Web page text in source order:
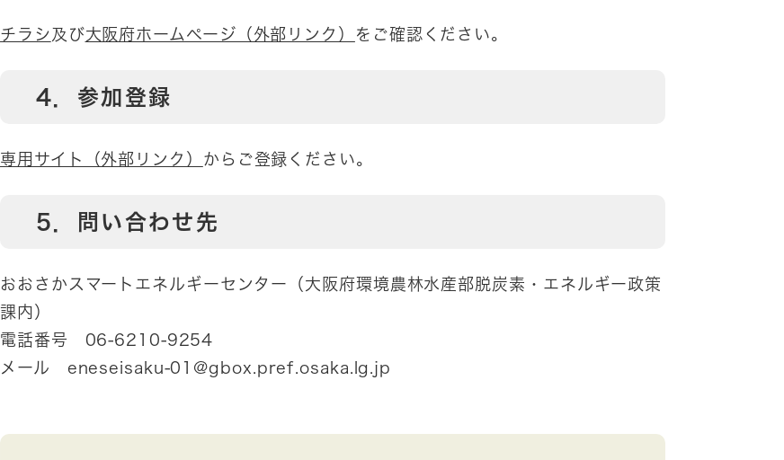
チラシ及び大阪府ホームページ（外部リンク） をご確認ください。
4．参加登録
専用サイト（外部リンク） からご登録ください。
5．問い合わせ先
おおさかスマートエネルギーセンター（大阪府環境農林水産部脱炭素・エネルギー政策
課内）
電話番号 06-6210-9254
メール eneseisaku-01@gbox.pref.osaka.lg.jp